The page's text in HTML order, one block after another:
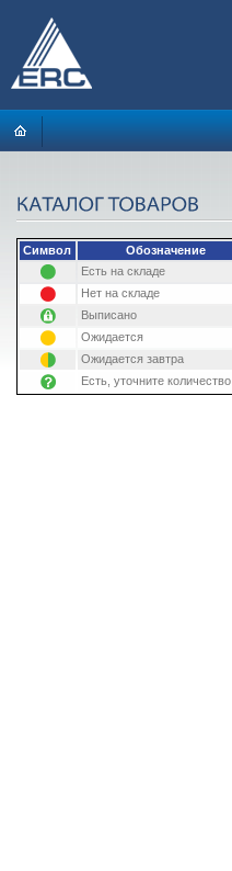
Символ
Обозначение
Есть на складе
Нет на складе
Выписано
Ожидается
Ожидается завтра
Есть, уточните количество